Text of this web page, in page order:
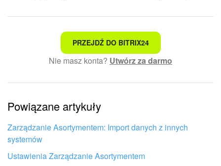
To nie jest to, czego szukam
Skomplikowany i niezrozumiały tekst
Informacje są nieaktualne
Artykuł jest za krótki. Potrzebuję więcej informacji
Nie podoba mi się sposób działania tego narzędzia
PRZEJDŹ DO BITRIX24
Nie masz konta? Utwórz za darmo
Powiązane artykuły
Zarządzanie Asortymentem: Import danych z innych
systemów
Ustawienia Zarządzanie Asortymentem